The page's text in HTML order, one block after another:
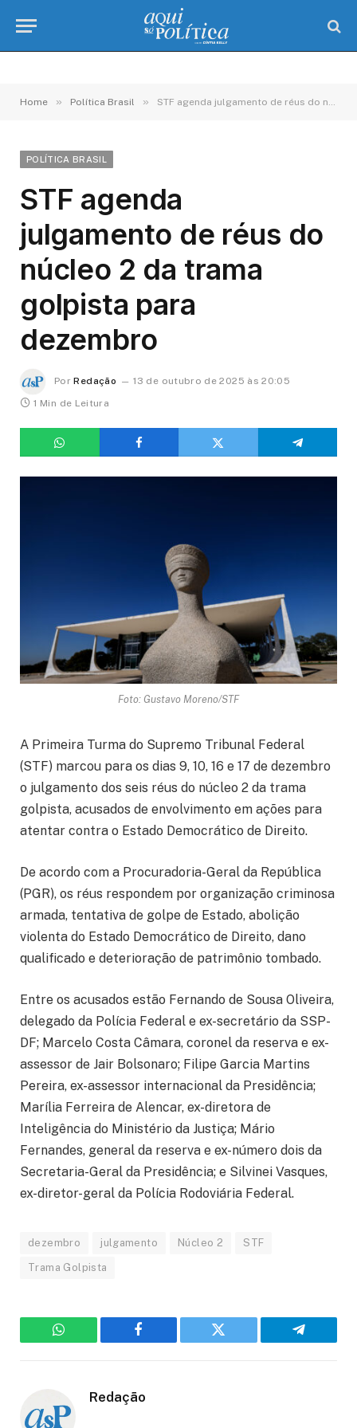
Home » Política Brasil » STF agenda julgamento de réus do núcleo 2 da trama golpista para dezembro
POLÍTICA BRASIL
STF agenda
julgamento de réus do
núcleo 2 da trama
golpista para
dezembro
Por Redação
13 de outubro de 2025 às 20:05
1 Min de Leitura
Foto: Gustavo Moreno/STF
A Primeira Turma do Supremo Tribunal Federal
(STF) marcou para os dias 9, 10, 16 e 17 de dezembro
o julgamento dos seis réus do núcleo 2 da trama
golpista, acusados de envolvimento em ações para
atentar contra o Estado Democrático de Direito.
De acordo com a Procuradoria-Geral da República
(PGR), os réus respondem por organização criminosa
armada, tentativa de golpe de Estado, abolição
violenta do Estado Democrático de Direito, dano
qualificado e deterioração de patrimônio tombado.
Entre os acusados estão Fernando de Sousa Oliveira,
delegado da Polícia Federal e ex-secretário da SSP-
DF; Marcelo Costa Câmara, coronel da reserva e ex-
assessor de Jair Bolsonaro; Filipe Garcia Martins
Pereira, ex-assessor internacional da Presidência;
Marília Ferreira de Alencar, ex-diretora de
Inteligência do Ministério da Justiça; Mário
Fernandes, general da reserva e ex-número dois da
Secretaria-Geral da Presidência; e Silvinei Vasques,
ex-diretor-geral da Polícia Rodoviária Federal.
dezembro julgamento Núcleo 2 STF
Trama Golpista
WhatsApp Facebook Twitter Telegram
Redação